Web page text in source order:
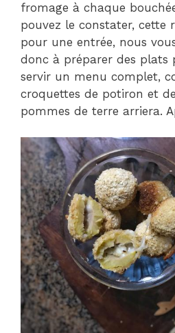
fromage à chaque
pouvez le constater, cette
pour une entrée, nous
donc à préparer des plats
servir un menu complet,
croquettes de potiron et
pommes de terre arriera.